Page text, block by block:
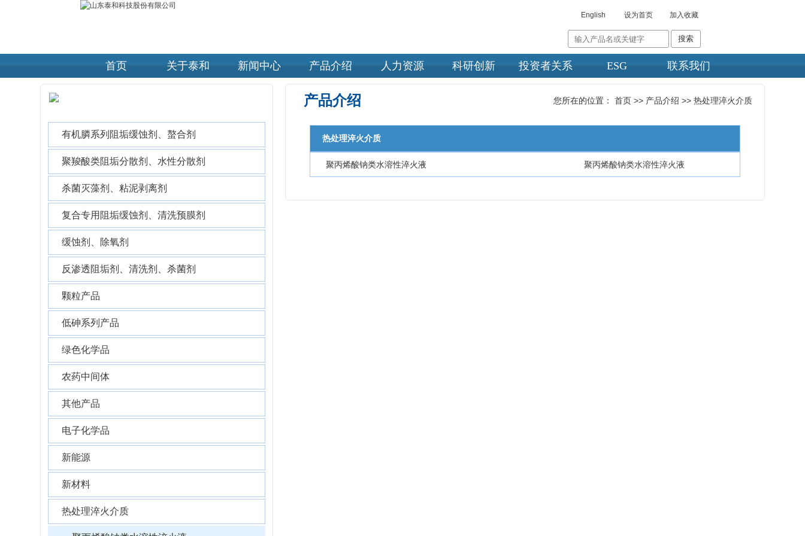
English 设为首页 加入收藏
首页 关于泰和 新闻中心 产品介绍 人力资源 科研创新 投资者关系 ESG 联系我们
有机膦系列阻垢缓蚀剂、螯合剂
聚羧酸类阻垢分散剂、水性分散剂
杀菌灭藻剂、粘泥剥离剂
复合专用阻垢缓蚀剂、清洗预膜剂
缓蚀剂、除氧剂
反渗透阻垢剂、清洗剂、杀菌剂
颗粒产品
低砷系列产品
绿色化学品
农药中间体
其他产品
电子化学品
新能源
新材料
热处理淬火介质
您所在的位置： 首页>> 产品介绍 >> 热处理淬火介质
产品介绍
热处理淬火介质
聚丙烯酸钠类水溶性淬火液 聚丙烯酸钠类水溶性淬火液